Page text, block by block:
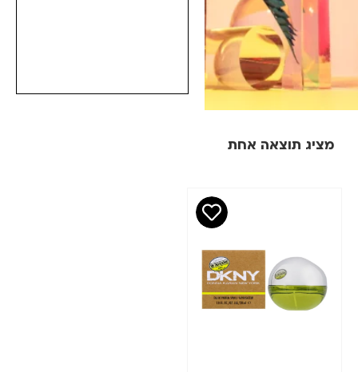
מחיר
₪
מותגים
מציג תוצאה אחת